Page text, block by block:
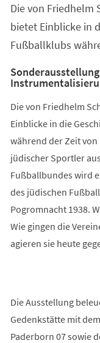
Die von Friedhelm
bietet Einblicke in
Fußballklubs
Die von Friedhelm
Einblicke in die
während der Zeit von
jüdischer Sportler
Fußballbundes wird
des jüdischen
Pogromnacht 1938.
Wie gingen die
agieren sie heute
Die Ausstellung
Gedenkstätte mit
Paderborn 07 sowie